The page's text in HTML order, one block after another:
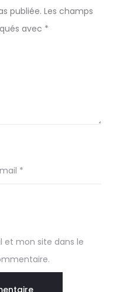
publiée. Les champs
avec *
*
et mon site dans le